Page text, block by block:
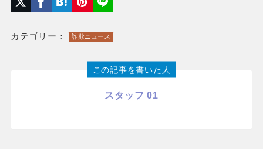
カテゴリー： 詐欺ニュース
この記事を書いた人
スタッフ 01